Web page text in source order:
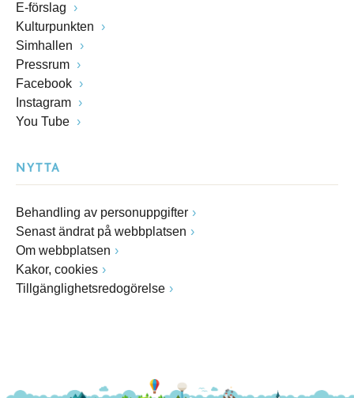
E-förslag
Kulturpunkten
Simhallen
Pressrum
Facebook
Instagram
You Tube
NYTTA
Behandling av personuppgifter
Senast ändrat på webbplatsen
Om webbplatsen
Kakor, cookies
Tillgänglighetsredogörelse